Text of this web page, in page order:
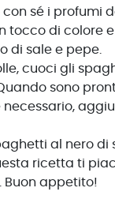
sé i profumi
tocco di colore
di sale e pepe.
cuoci gli
sono
necessario,
al nero
ricetta ti
Buon appetito!